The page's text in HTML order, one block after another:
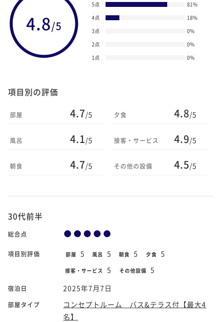
4.8/5
5点 81%
4点
18%
3点
0%
2点
0%
1点
0%
項目別の評価
部屋 4.7/5
風呂 4.1/5
朝食 4.7/5
夕食 4.8/5
接客・サービス 4.9/5
その他の設備 4.5/5
30代前半
総合点
項目別評価 部屋 5 風呂 5 朝食 5 夕食 5
接客・サービス 5 その他設備 5
宿泊日 2025年7月7日
部屋タイプ
コンセプトルーム バス&テラス付【最大4
名】